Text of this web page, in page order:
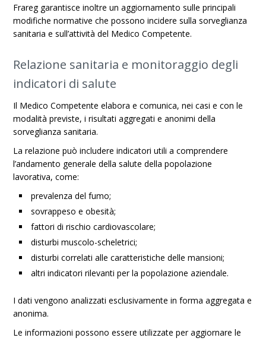
Frareg garantisce inoltre un aggiornamento sulle principali
modifiche normative che possono incidere sulla sorveglianza
sanitaria e sull’attività del Medico Competente.
Relazione sanitaria e monitoraggio degli
indicatori di salute
Il Medico Competente elabora e comunica, nei casi e con le
modalità previste, i risultati aggregati e anonimi della
sorveglianza sanitaria.
La relazione può includere indicatori utili a comprendere
l’andamento generale della salute della popolazione
lavorativa, come:
prevalenza del fumo;
sovrappeso e obesità;
fattori di rischio cardiovascolare;
disturbi muscolo-scheletrici;
disturbi correlati alle caratteristiche delle mansioni;
altri indicatori rilevanti per la popolazione aziendale.
I dati vengono analizzati esclusivamente in forma aggregata e
anonima.
Le informazioni possono essere utilizzate per aggiornare le